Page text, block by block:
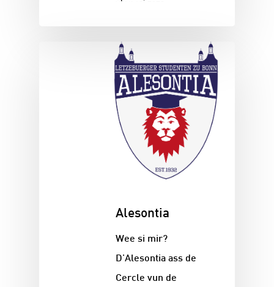
Alesontia
Wee si mir?
D'Alesontia ass de
Cercle vun de